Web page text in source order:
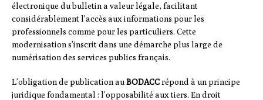
électronique du bulletin a valeur légale, facilitant
considérablement l’accès aux informations pour les
professionnels comme pour les particuliers. Cette
modernisation s’inscrit dans une démarche plus large de
numérisation des services publics français.
L’obligation de publication auBODACCrépond à un principe
juridique fondamental : l’opposabilité aux tiers. En droit